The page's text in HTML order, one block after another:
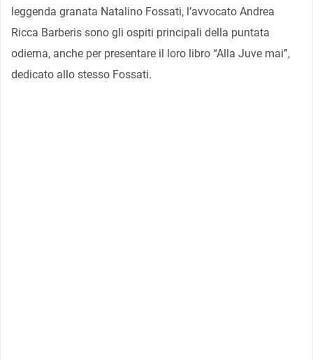
leggenda granata Natalino Fossati, l’avvocato Andrea
Ricca Barberis sono gli ospiti principali della puntata
odierna, anche per presentare il loro libro “Alla Juve mai”,
dedicato allo stesso Fossati.